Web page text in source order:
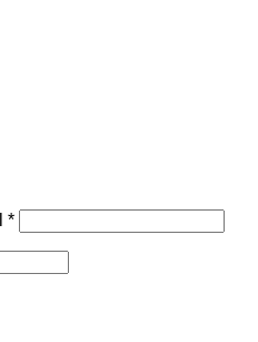
*Richiesto